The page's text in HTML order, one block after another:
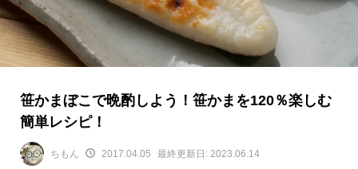
笹かまぼこで晩酌しよう！笹かまを120％楽しむ
簡単レシピ！
ちもん 2017.04.05 最終更新日: 2023.06.14